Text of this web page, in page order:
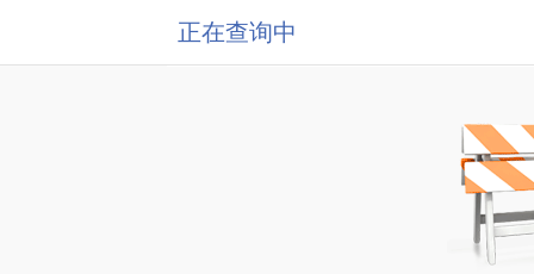
正在查询中